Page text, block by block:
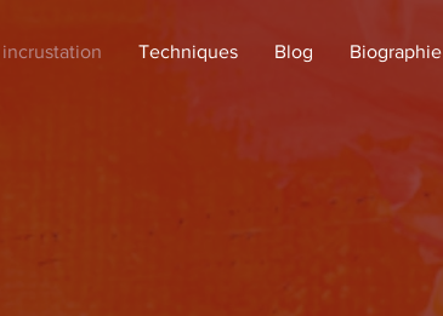
incrustation Techniques Blog Biographie